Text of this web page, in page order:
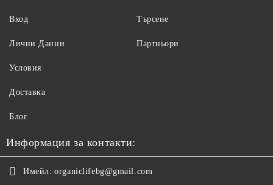
Вход Търсене
Лични Данни
Условия
Доставка
Блог
Партньори
Информация за контакти:
Имейл: organiclifebg@gmail.com